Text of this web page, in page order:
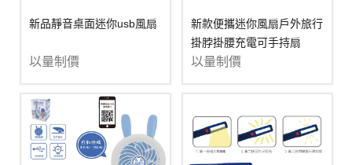
新品靜音桌面迷你usb風扇
以量制價
新款便攜迷你風扇戶外旅行
掛脖掛腰充電可手持扇
以量制價